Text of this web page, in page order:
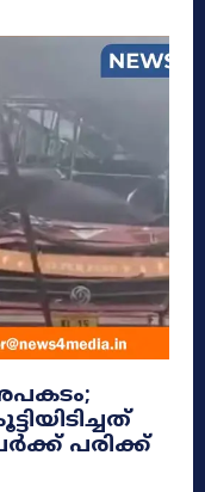
പരിക്ക്